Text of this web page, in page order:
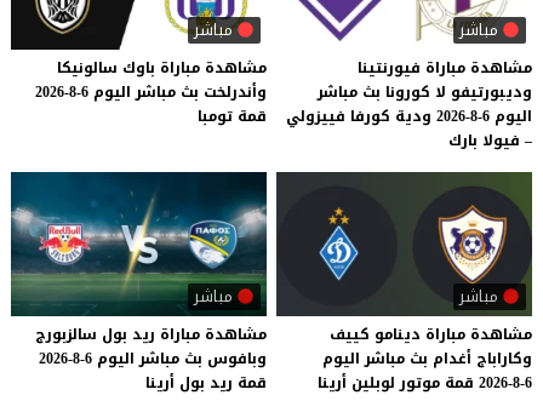
مباشر
مشاهدة مباراة فيورنتينا
وديبورتيفو لا كورونا بث مباشر
اليوم 6-8-2026 ودية كورفا فييزولي
– فيولا بارك
مباشر
مشاهدة مباراة باوك سالونيكا
وأندرلخت بث مباشر اليوم 6-8-2026
قمة تومبا
مباشر
مشاهدة مباراة دينامو كييف
وكاراباج أغدام بث مباشر اليوم
6-8-2026
قمة موتور لوبلين أرينا
مباشر
مشاهدة مباراة ريد بول سالزبورج
وبافوس بث مباشر اليوم 6-8-2026
قمة ريد بول أرينا